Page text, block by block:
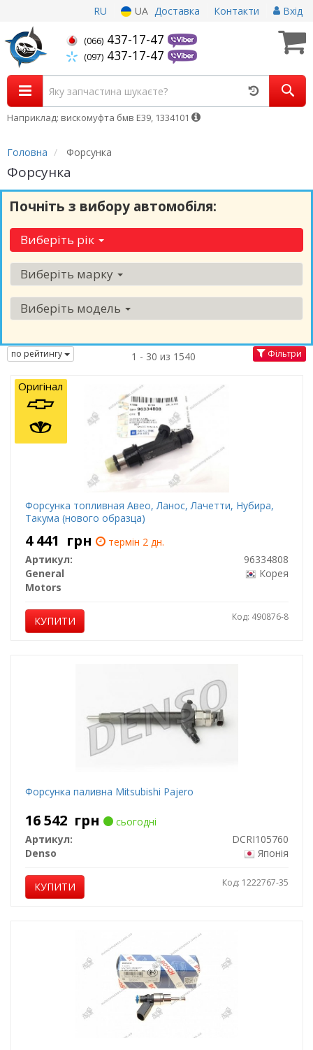
RU UA Доставка Контакти Вхід
(066) 437-17-47
(097) 437-17-47
Наприклад: вискомуфта бмв Е39, 1334101
Головна Форсунка
Форсунка
Почніть з вибору автомобіля:
Виберіть рік
Виберіть марку
Виберіть модель
по рейтингу 1 - 30 из 1540 Фільтри
Форсунка топливная Авео, Ланос, Лачетти, Нубира,
Такума (нового образца)
4 441 грн
термін 2 дн.
Артикул:
96334808
General
Motors
Корея
КУПИТИ Код: 490876-8
Оригінал
Форсунка паливна Mitsubishi Pajero
16 542 грн
сьогодні
Артикул:
DCRI105760
Denso
Японія
КУПИТИ Код: 1222767-35